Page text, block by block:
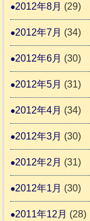
2012年8月 (29)
2012年7月 (34)
2012年6月 (30)
2012年5月 (31)
2012年4月 (34)
2012年3月 (30)
2012年2月 (31)
2012年1月 (30)
2011年12月 (28)